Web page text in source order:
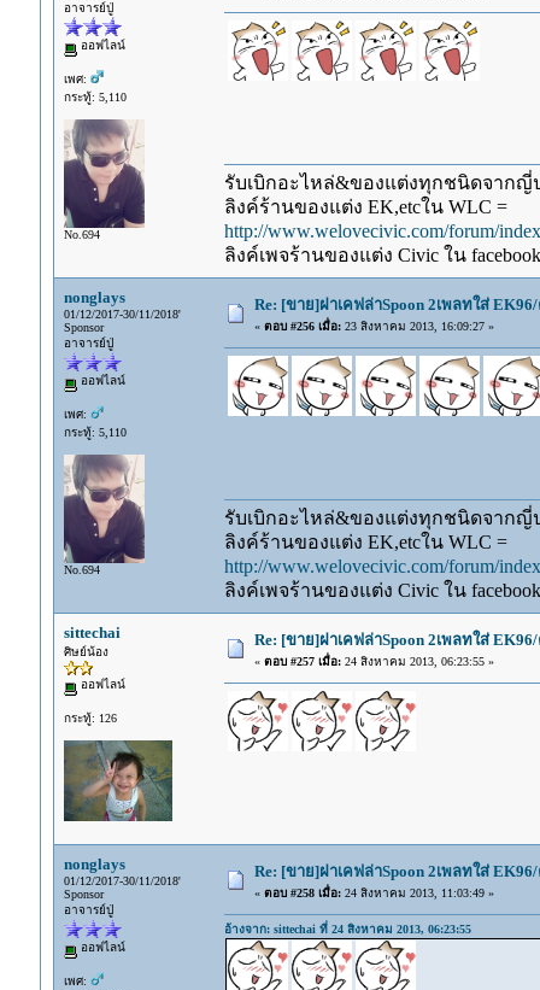
อาจารย์ปู่
ออฟไลน์
เพศ:
กระทู้: 5,110
No.694
รับเบิกอะไหล่&ของแต่งทุกชนิดจากญี่
ลิงค์ร้านของแต่ง EK,etcใน WLC =
http://www.welovecivic.com/forum/
ลิงค์เพจร้านของแต่ง Civic ใน
nonglays
01/12/2017-30/11/2018'
Sponsor
อาจารย์ปู่
ออฟไลน์
เพศ:
กระทู้: 5,110
No.694
Re: [ขาย]ฝาเคฟล่าSpoon 2เพลทใส่
« ตอบ #256 เมื่อ:23 สิงหาคม 2013, 16:09:27 »
รับเบิกอะไหล่&ของแต่งทุกชนิดจากญี่
ลิงค์ร้านของแต่ง EK,etcใน WLC =
http://www.welovecivic.com/forum/
ลิงค์เพจร้านของแต่ง Civic ใน
sittechai
ศิษย์น้อง
ออฟไลน์
กระทู้: 126
Re: [ขาย]ฝาเคฟล่าSpoon 2เพลทใส่
« ตอบ #257 เมื่อ:24 สิงหาคม 2013, 06:23:55 »
nonglays
01/12/2017-30/11/2018'
Sponsor
อาจารย์ปู่
ออฟไลน์
เพศ:
Re: [ขาย]ฝาเคฟล่าSpoon 2เพลทใส่
« ตอบ #258 เมื่อ:24 สิงหาคม 2013, 11:03:49 »
อ้างจาก: sittechai ที่ 24 สิงหาคม 2013, 06:23:55